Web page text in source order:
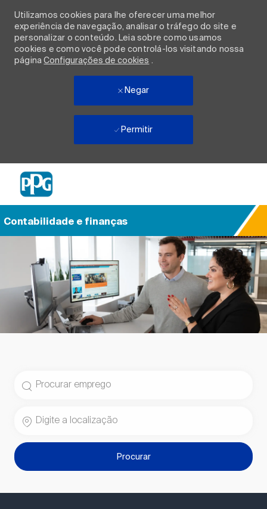
Utilizamos cookies para lhe oferecer uma melhor
experiência de navegação, analisar o tráfego do site e
personalizar o conteúdo. Leia sobre como usamos
cookies e como você pode controlá-los visitando nossa
páginaConfigurações de cookies .
Negar
Permitir
Contabilidade e finanças
Procurar